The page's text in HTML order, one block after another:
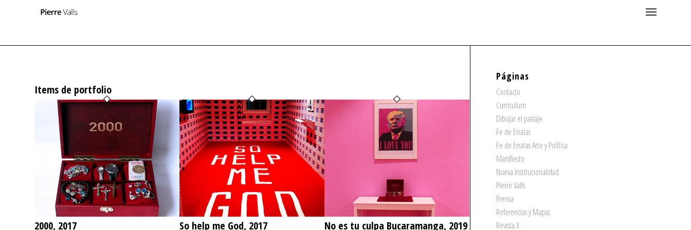
Items de portfolio
2000, 2017 So help me God, 2017 No es tu culpa Bucaramanga, 2019
Páginas
Contacto
Curriculum
Dibujar el paisaje
Fe de Erratas
Fe de Erratas Arte y Política
Manifiesto
Nueva Institucionalidad
Pierre Valls
Prensa
Referencias y Mapas
Revista X